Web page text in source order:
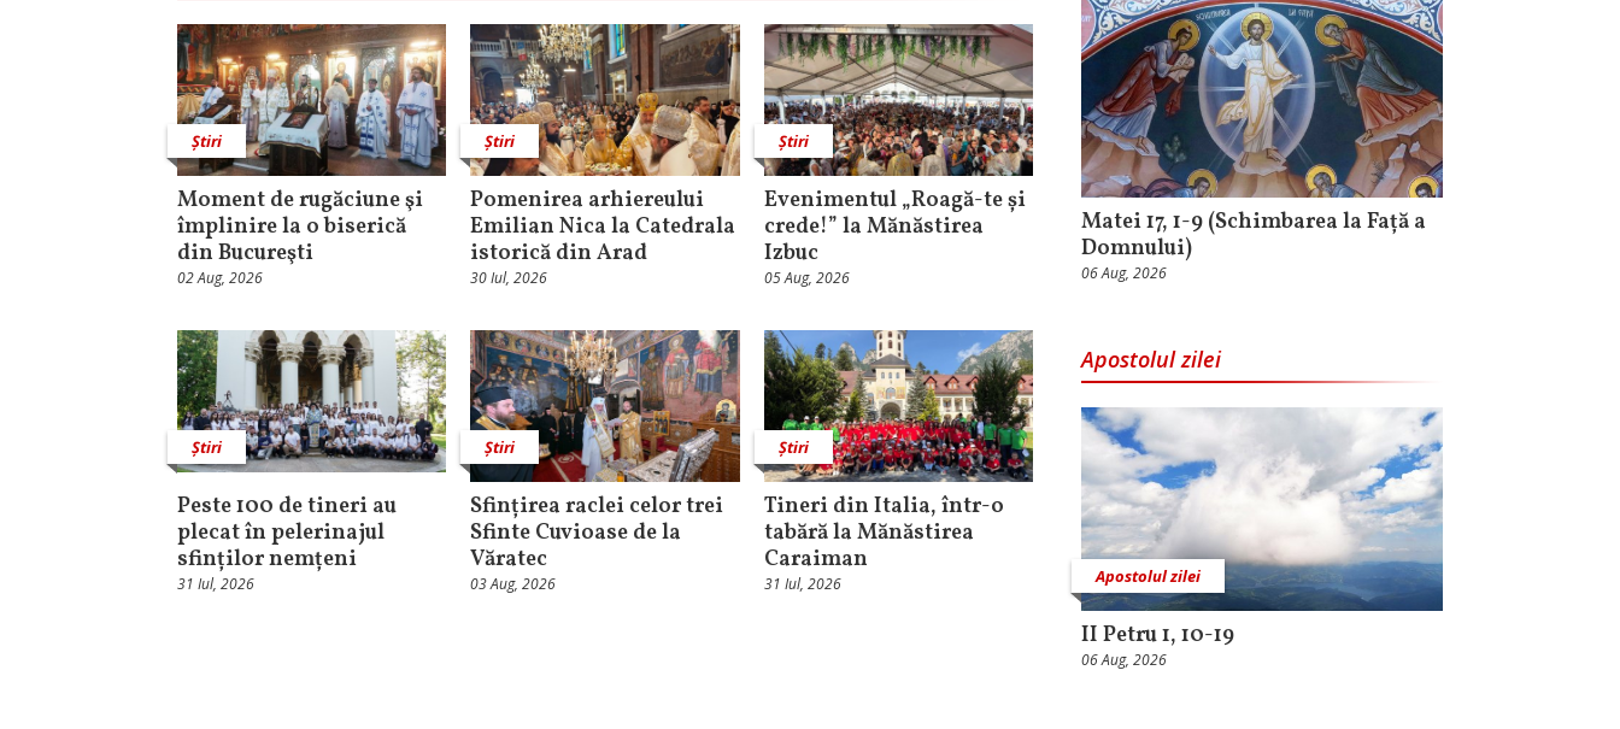
Știri
Moment de rugăciune şi
împlinire la o biserică
din Bucureşti
02 Aug, 2026
Știri
Pomenirea arhiereului
Emilian Nica la Catedrala
istorică din Arad
30 Iul, 2026
Știri
Evenimentul „Roagă-te și
crede!” la Mănăstirea
Izbuc
05 Aug, 2026
Știri
Peste 100 de tineri au
plecat în pelerinajul
sfinților nemțeni
31 Iul, 2026
Știri
Sfințirea raclei celor trei
Sfinte Cuvioase de la
Văratec
03 Aug, 2026
Știri
Tineri din Italia, într-o
tabără la Mănăstirea
Caraiman
31 Iul, 2026
Matei 17, 1-9 (Schimbarea la Față a
Domnului)
06 Aug, 2026
Apostolul zilei
Apostolul zilei
II Petru 1, 10-19
06 Aug, 2026